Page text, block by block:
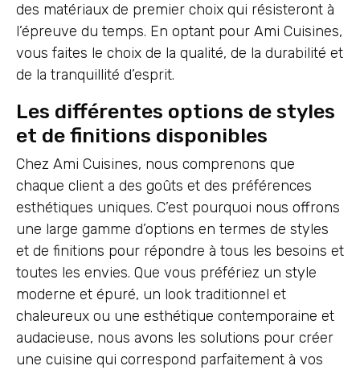
des matériaux de premier choix qui résisteront à
l’épreuve du temps. En optant pour Ami Cuisines,
vous faites le choix de la qualité, de la durabilité et
de la tranquillité d’esprit.
Les différentes options de styles
et de finitions disponibles
Chez Ami Cuisines, nous comprenons que
chaque client a des goûts et des préférences
esthétiques uniques. C’est pourquoi nous offrons
une large gamme d’options en termes de styles
et de finitions pour répondre à tous les besoins et
toutes les envies. Que vous préfériez un style
moderne et épuré, un look traditionnel et
chaleureux ou une esthétique contemporaine et
audacieuse, nous avons les solutions pour créer
une cuisine qui correspond parfaitement à vos